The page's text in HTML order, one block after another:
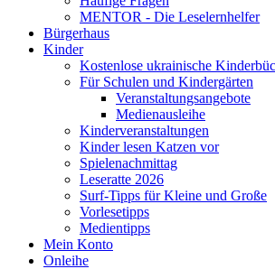
MENTOR - Die Leselernhelfer
Bürgerhaus
Kinder
Kostenlose ukrainische
Für Schulen und Kindergärten
Veranstaltungsangebote
Medienausleihe
Kinderveranstaltungen
Kinder lesen Katzen vor
Spielenachmittag
Leseratte 2026
Surf-Tipps für Kleine und Große
Vorlesetipps
Medientipps
Mein Konto
Onleihe